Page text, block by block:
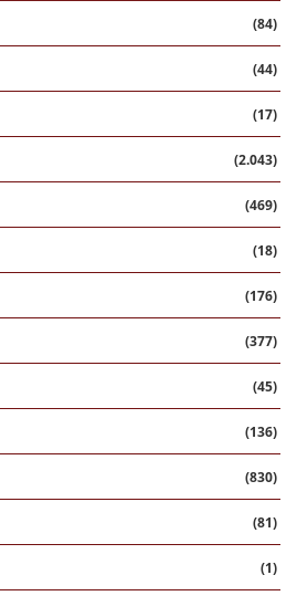
(84)
(44)
(17)
(2.043)
(469)
(18)
(176)
(377)
(45)
(136)
(830)
(81)
(1)